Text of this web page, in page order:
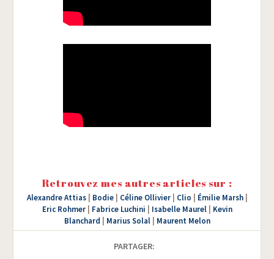
Retrouvez mes autres articles sur :
Alexandre Attias| Bodie| Céline Ollivier| Clio Émilie Marsh|
Eric Rohmer| Fabrice Luchini Isabelle Maurel| Kevin
Blanchard
Marius Solal| Maurent Melon
PARTAGER: